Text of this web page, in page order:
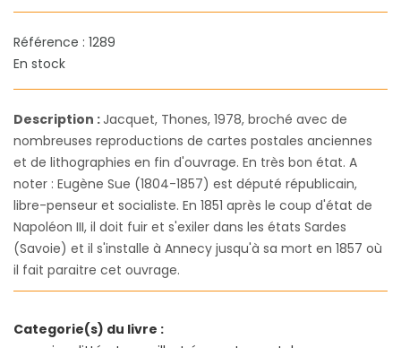
Référence : 1289
En stock
Description :Jacquet, Thones, 1978, broché avec de
nombreuses reproductions de cartes postales anciennes
et de lithographies en fin d'ouvrage. En très bon état. A
noter : Eugène Sue (1804-1857) est député républicain,
libre-penseur et socialiste. En 1851 après le coup d'état de
Napoléon III, il doit fuir et s'exiler dans les états Sardes
(Savoie) et il s'installe à Annecy jusqu'à sa mort en 1857 où
il fait paraitre cet ouvrage.
Categorie(s) du livre :